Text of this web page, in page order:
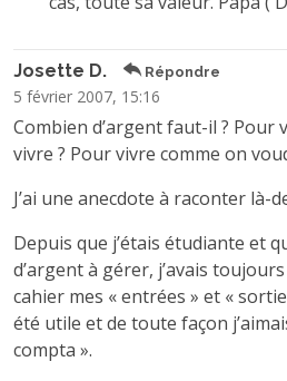
Josette D. Répondre
5 février 2007, 15:16
Combien d’argent faut-il ? Pour
vivre ? Pour vivre comme on
J’ai une anecdote à raconter là-
Depuis que j’étais étudiante et
d’argent à gérer, j’avais
cahier mes « entrées » et «
été utile et de toute façon
compta ».